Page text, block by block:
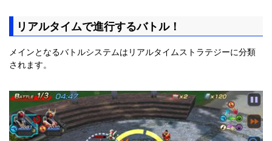
リアルタイムで進行するバトル！
メインとなるバトルシステムはリアルタイムストラテジーに分類
されます。